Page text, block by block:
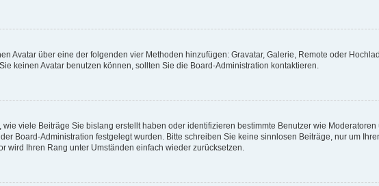
Avatar über eine der folgenden vier Methoden hinzufügen: Gravatar, Galerie, Remote oder
keinen Avatar benutzen können, sollten Sie die Board-Administration kontaktieren.
viele Beiträge Sie bislang erstellt haben oder identifizieren bestimmte Benutzer wie
Board-Administration festgelegt wurden. Bitte schreiben Sie keine sinnlosen Beiträge, nur um
wird Ihren Rang unter Umständen einfach wieder zurücksetzen.